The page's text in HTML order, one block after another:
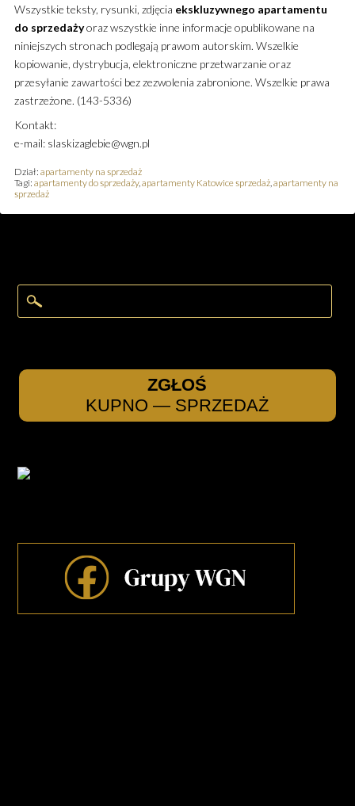
Wszystkie teksty, rysunki, zdjęcia ekskluzywnego apartamentu
do sprzedażyoraz wszystkie inne informacje opublikowane na
niniejszych stronach podlegają prawom autorskim. Wszelkie
kopiowanie, dystrybucja, elektroniczne przetwarzanie oraz
przesyłanie zawartości bez zezwolenia zabronione. Wszelkie prawa
zastrzeżone. (143-5336)
Kontakt:
e-mail: slaskizaglebie@wgn.pl
Dział: apartamenty na sprzedaż
Tagi: apartamenty do sprzedaży,apartamenty Katowice sprzedaż,apartamenty na
sprzedaż
ZGŁOŚ
KUPNO — SPRZEDAŻ